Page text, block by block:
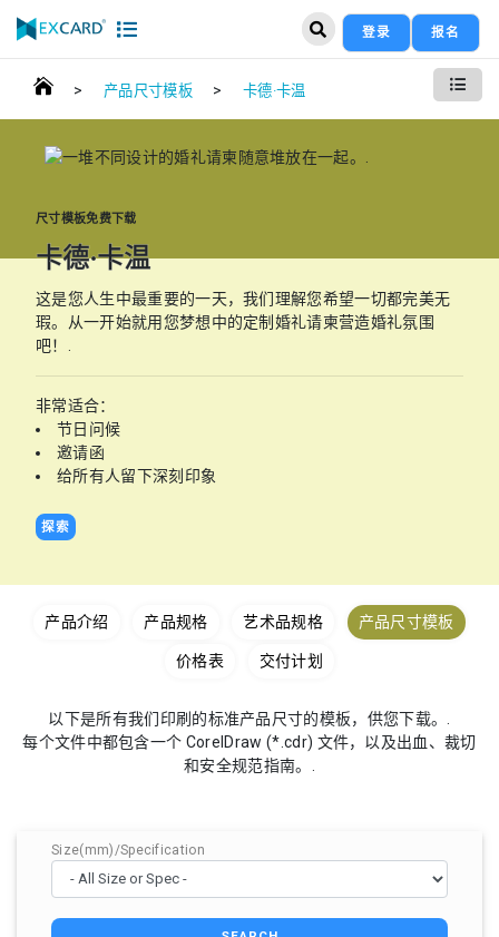
登录 报名
> 产品尺寸模板 > 卡德·卡温
尺寸模板免费下载
卡德·卡温
这是您人生中最重要的一天，我们理解您希望一切都完美无
瑕。从一开始就用您梦想中的定制婚礼请柬营造婚礼氛围
吧！.
非常适合：
节日问候
邀请函
给所有人留下深刻印象
探索
产品介绍 产品规格 艺术品规格 产品尺寸模板
价格表 交付计划
以下是所有我们印刷的标准产品尺寸的模板，供您下载。.
每个文件中都包含一个 CorelDraw (*.cdr) 文件，以及出血、裁切
和安全规范指南。.
Size(mm)/Specification